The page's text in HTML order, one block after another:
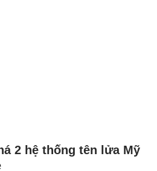
2 hệ thống tên lửa Mỹ